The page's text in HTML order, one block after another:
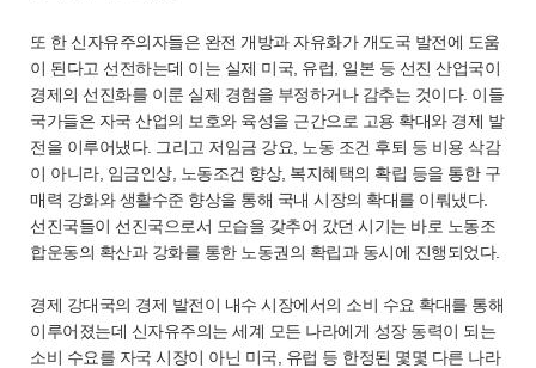
또 한 신자유주의자들은 완전 개방과 자유화가 개도국 발전에 도움
이 된다고 선전하는데 이는 실제 미국, 유럽, 일본 등 선진 산업국이
경제의 선진화를 이룬 실제 경험을 부정하거나 감추는 것이다. 이들
국가들은 자국 산업의 보호와 육성을 근간으로 고용 확대와 경제 발
전을 이루어냈다. 그리고 저임금 강요, 노동 조건 후퇴 등 비용 삭감
이 아니라, 임금인상, 노동조건 향상, 복지혜택의 확립 등을 통한 구
매력 강화와 생활수준 향상을 통해 국내 시장의 확대를 이뤄냈다.
선진국들이 선진국으로서 모습을 갖추어 갔던 시기는 바로 노동조
합운동의 확산과 강화를 통한 노동권의 확립과 동시에 진행되었다.
경제 강대국의 경제 발전이 내수 시장에서의 소비 수요 확대를 통해
이루어졌는데 신자유주의는 세계 모든 나라에게 성장 동력이 되는
소비 수요를 자국 시장이 아닌 미국, 유럽 등 한정된 몇몇 다른 나라